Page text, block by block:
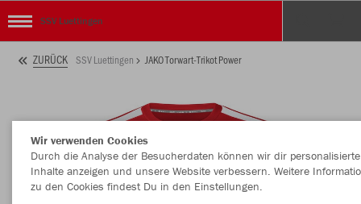
SSV Luettingen
ZURÜCK SSV Luettingen JAKO Torwart-Trikot Power
Wir verwenden Cookies
Durch die Analyse der Besucherdaten können wir dir personalisierte
Inhalte anzeigen und unsere Website verbessern. Weitere
zu den Cookies findest Du in den Einstellungen.